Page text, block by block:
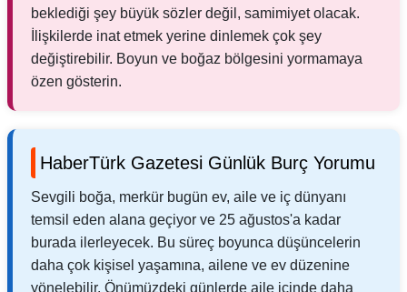
beklediği şey büyük sözler değil, samimiyet olacak.
İlişkilerde inat etmek yerine dinlemek çok şey
değiştirebilir. Boyun ve boğaz bölgesini yormamaya
özen gösterin.
HaberTürk Gazetesi Günlük Burç Yorumu
Sevgili boğa, merkür bugün ev, aile ve iç dünyanı
temsil eden alana geçiyor ve 25 ağustos'a kadar
burada ilerleyecek. Bu süreç boyunca düşüncelerin
daha çok kişisel yaşamına, ailene ve ev düzenine
yönelebilir. Önümüzdeki günlerde aile içinde daha